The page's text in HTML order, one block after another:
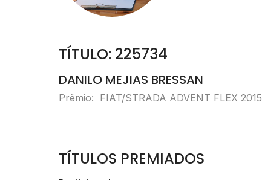
TÍTULO: 225734
DANILO MEJIAS BRESSAN
Prêmio: FIAT/STRADA ADVENT FLEX 2015
TÍTULOS PREMIADOS